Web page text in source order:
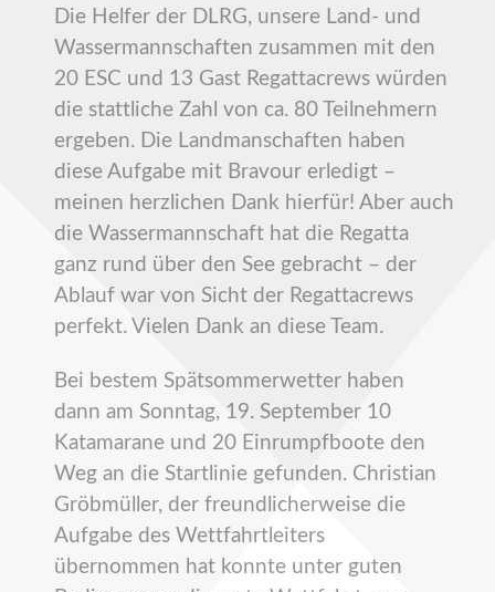
Die Helfer der DLRG, unsere Land- und
Wassermannschaften zusammen mit den
20 ESC und 13 Gast Regattacrews würden
die stattliche Zahl von ca. 80 Teilnehmern
ergeben. Die Landmanschaften haben
diese Aufgabe mit Bravour erledigt –
meinen herzlichen Dank hierfür! Aber auch
die Wassermannschaft hat die Regatta
ganz rund über den See gebracht – der
Ablauf war von Sicht der Regattacrews
perfekt. Vielen Dank an diese Team.
Bei bestem Spätsommerwetter haben
dann am Sonntag, 19. September 10
Katamarane und 20 Einrumpfboote den
Weg an die Startlinie gefunden. Christian
Gröbmüller, der freundlicherweise die
Aufgabe des Wettfahrtleiters
übernommen hat konnte unter guten